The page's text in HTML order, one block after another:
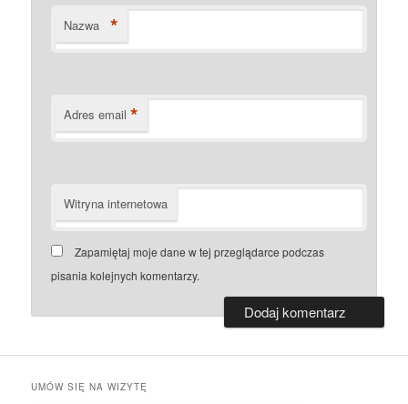
Nazwa *
Adres email *
Witryna internetowa
Zapamiętaj moje dane w tej przeglądarce podczas
pisania kolejnych komentarzy.
UMÓW SIĘ NA WIZYTĘ